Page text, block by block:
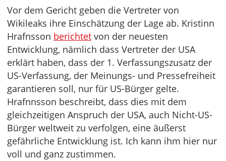
Vor dem Gericht geben die Vertreter von
Wikileaks ihre Einschätzung der Lage ab. Kristinn
Hrafnsson berichtet von der neuesten
Entwicklung, nämlich dass Vertreter der USA
erklärt haben, dass der 1. Verfassungszusatz der
US-Verfassung, der Meinungs- und Pressefreiheit
garantieren soll, nur für US-Bürger gelte.
Hrafnnsson beschreibt, dass dies mit dem
gleichzeitigen Anspruch der USA, auch Nicht-US-
Bürger weltweit zu verfolgen, eine äußerst
gefährliche Entwicklung ist. Ich kann ihm hier nur
voll und ganz zustimmen.